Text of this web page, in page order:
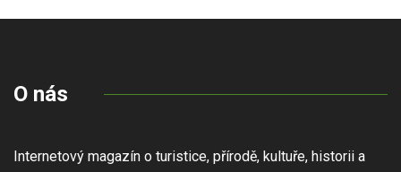
O nás
Internetový magazín o turistice, přírodě, kultuře, historii a